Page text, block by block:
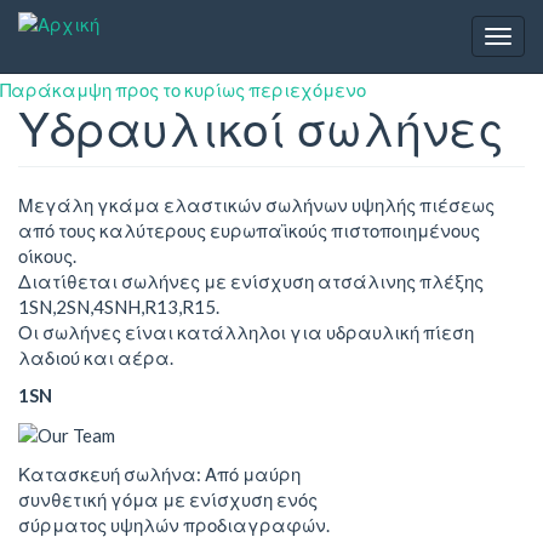
Παράκαμψη προς το κυρίως περιεχόμενο
Υδραυλικοί σωλήνες
Μεγάλη γκάμα ελαστικών σωλήνων υψηλής πιέσεως
από τους καλύτερους ευρωπαϊκούς πιστοποιημένους
οίκους.
Διατίθεται σωλήνες με ενίσχυση ατσάλινης πλέξης
1SN,2SN,4SNH,R13,R15.
Οι σωλήνες είναι κατάλληλοι για υδραυλική πίεση
λαδιού και αέρα.
1SN
Κατασκευή σωλήνα: Από μαύρη
συνθετική γόμα με ενίσχυση ενός
σύρματος υψηλών προδιαγραφών.